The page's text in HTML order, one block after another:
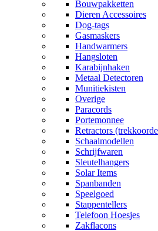
Bouwpakketten
Dieren Accessoires
Dog-tags
Gasmaskers
Handwarmers
Hangsloten
Karabijnhaken
Metaal Detectoren
Munitiekisten
Overige
Paracords
Portemonnee
Retractors
Schaalmodellen
Schrijfwaren
Sleutelhangers
Solar Items
Spanbanden
Speelgoed
Stappentellers
Telefoon Hoesjes
Zakflacons